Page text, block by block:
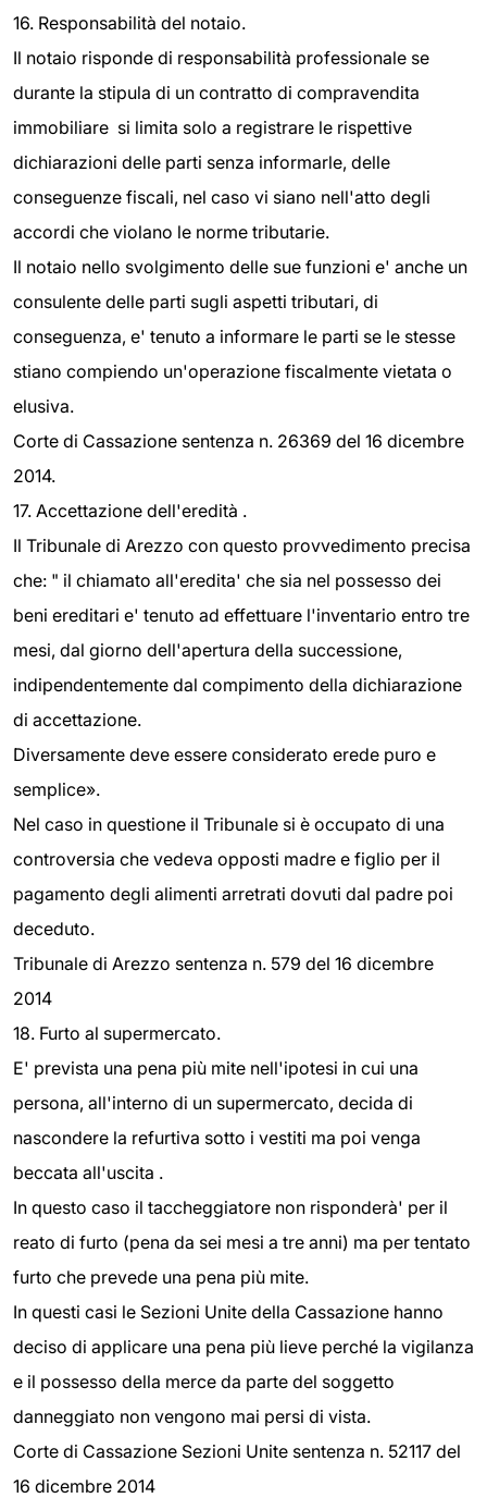
16. Responsabilità del notaio.
Il notaio risponde di responsabilità professionale se
durante la stipula di un contratto di compravendita
immobiliare si limita solo a registrare le rispettive
dichiarazioni delle parti senza informarle, delle
conseguenze fiscali, nel caso vi siano nell'atto degli
accordi che violano le norme tributarie.
Il notaio nello svolgimento delle sue funzioni e' anche un
consulente delle parti sugli aspetti tributari, di
conseguenza, e' tenuto a informare le parti se le stesse
stiano compiendo un'operazione fiscalmente vietata o
elusiva.
Corte di Cassazione sentenza n. 26369 del 16 dicembre
2014.
17. Accettazione dell'eredità .
Il Tribunale di Arezzo con questo provvedimento precisa
che: " il chiamato all'eredita' che sia nel possesso dei
beni ereditari e' tenuto ad effettuare l'inventario entro tre
mesi, dal giorno dell'apertura della successione,
indipendentemente dal compimento della dichiarazione
di accettazione.
Diversamente deve essere considerato erede puro e
semplice».
Nel caso in questione il Tribunale si è occupato di una
controversia che vedeva opposti madre e figlio per il
pagamento degli alimenti arretrati dovuti dal padre poi
deceduto.
Tribunale di Arezzo sentenza n. 579 del 16 dicembre
2014
18. Furto al supermercato.
E' prevista una pena più mite nell'ipotesi in cui una
persona, all'interno di un supermercato, decida di
nascondere la refurtiva sotto i vestiti ma poi venga
beccata all'uscita .
In questo caso il taccheggiatore non risponderà' per il
reato di furto (pena da sei mesi a tre anni) ma per tentato
furto che prevede una pena più mite.
In questi casi le Sezioni Unite della Cassazione hanno
deciso di applicare una pena più lieve perché la vigilanza
e il possesso della merce da parte del soggetto
danneggiato non vengono mai persi di vista.
Corte di Cassazione Sezioni Unite sentenza n. 52117 del
16 dicembre 2014